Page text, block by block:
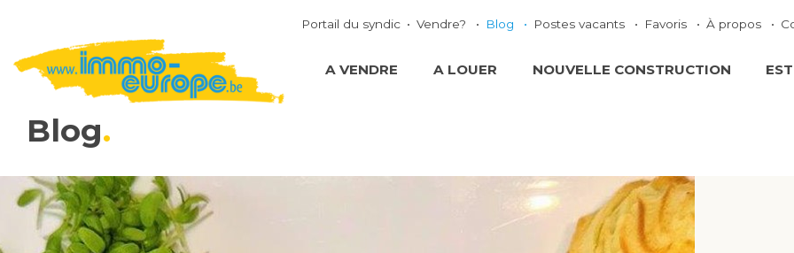
Portail du syndic Vendre? Blog Postes vacants Favoris À propos
A VENDRE A LOUER NOUVELLE CONSTRUCTION
Blog